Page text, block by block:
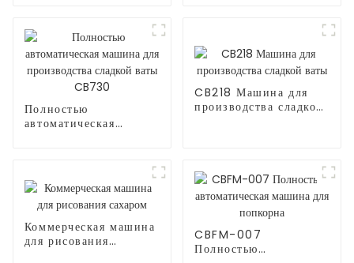
Полностью
автоматическая
CB218 Машина для
производства сладкой
Коммерческая машина
для рисования
CBFM-007
Полностью